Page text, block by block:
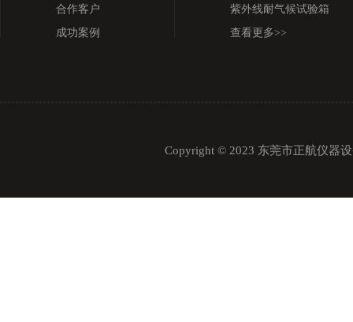
合作客户
成功案例
紫外线耐气候试验箱
查看更多>>
Copyright © 2023 东莞市正航仪器